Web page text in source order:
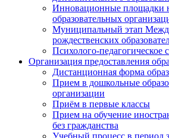
Инновационные площадки
образовательных
Муниципальный этап
рождественских
Психолого-педагогическое
Организация предоставления
Дистанционная форма
Прием в дошкольные
организации
Приём в первые классы
Прием на обучение
без гражданства